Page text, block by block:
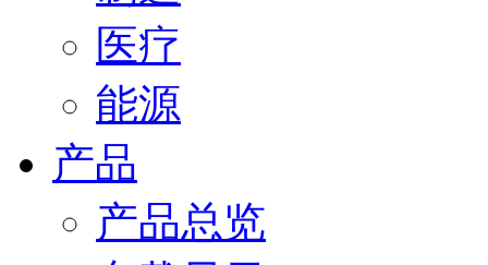
医疗
能源
产品
产品总览